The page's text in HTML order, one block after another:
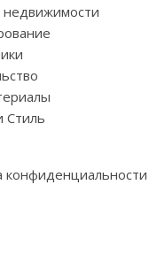
Стиль
конфиденциальности